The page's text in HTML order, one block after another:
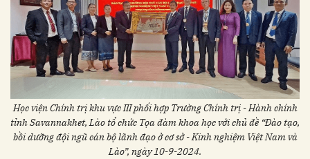
Học viện Chính trị khu vực III phối hợp Trường Chính trị - Hành chính
tỉnh Savannakhet, Lào tổ chức Tọa đàm khoa học với chủ đề “Đào tạo,
bồi dưỡng đội ngũ cán bộ lãnh đạo ở cơ sở - Kinh nghiệm Việt Nam và
Lào”, ngày 10-9-2024.